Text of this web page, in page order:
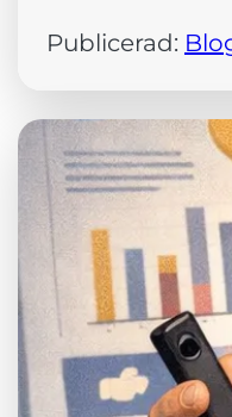
Publicerad:
Dessa kakor
går inte att
välja bort. De
behövs för att
hemsidan
över huvud
taget ska
fungera.
Statistik
För att vi ska
kunna
förbättra